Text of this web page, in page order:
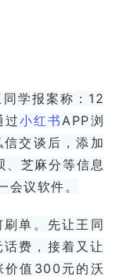
学报案称：12
过小红书APP浏
交谈后，添加
、芝麻分等信息
议软件。
单。先让王同
费，接着又让
价值300元的沃